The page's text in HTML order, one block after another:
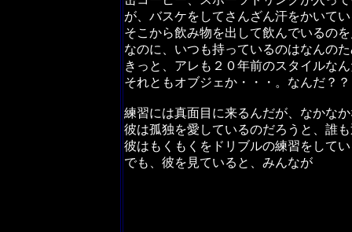
が、バスケをしてさんざん汗をかいて
そこから飲み物を出して飲んでいるの
なのに、いつも持っているのはなんの
きっと、アレも２０年前のスタイルな
それともオブジェか・・・。なんだ
練習には真面目に来るんだが、なかな
彼は孤独を愛しているのだろうと、誰
彼はもくもくをドリブルの練習をして
でも、彼を見ていると、みんなが